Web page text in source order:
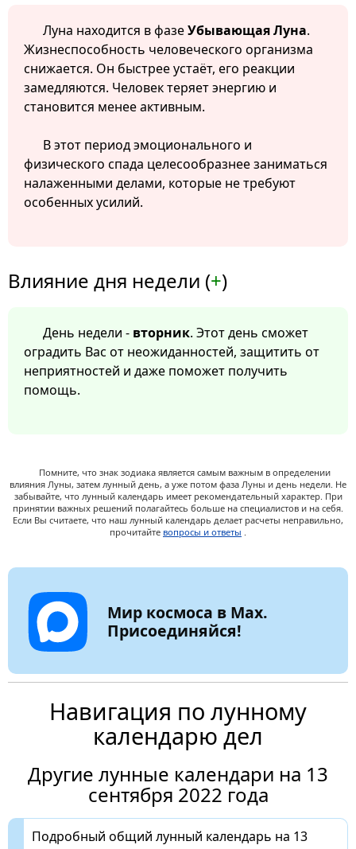
Луна находится в фазеУбывающая Луна.
Жизнеспособность человеческого организма
снижается. Он быстрее устаёт, его реакции
замедляются. Человек теряет энергию и
становится менее активным.
В этот период эмоционального и
физического спада целесообразнее заниматься
налаженными делами, которые не требуют
особенных усилий.
Влияние дня недели (+)
День недели - вторник. Этот день сможет
оградить Вас от неожиданностей, защитить от
неприятностей и даже поможет получить
помощь.
Помните, что знак зодиака является самым важным в определении
влияния Луны, затем лунный день, а уже потом фаза Луны и день недели. Не
забывайте, что лунный календарь имеет рекомендательный характер. При
принятии важных решений полагайтесь больше на специалистов и на себя.
Если Вы считаете, что наш лунный календарь делает расчеты неправильно,
прочитайте вопросы и ответы .
Мир космоса в Max.
Присоединяйся!
Навигация по лунному
календарю дел
Другие лунные календари на 13
сентября 2022 года
Подробный общий лунный календарь на 13